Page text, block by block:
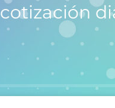
cotización